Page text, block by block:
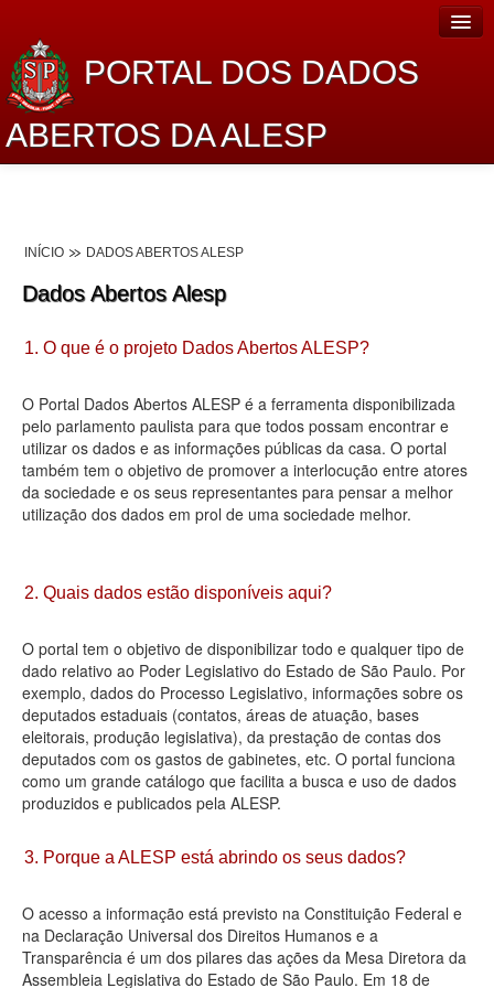
PORTAL DOS DADOS
ABERTOS DA ALESP
Lei de Acesso à Informação
Dados Governamentais Abertos
Planejamento
Catálogo de dados
Processo Legislativo
Deputados Estaduais
Agenda
Perguntas frequentes
Contato
INÍCIO DADOS ABERTOS ALESP
Dados Abertos Alesp
1. O que é o projeto Dados Abertos ALESP?
O Portal Dados Abertos ALESP é a ferramenta disponibilizada
pelo parlamento paulista para que todos possam encontrar e
utilizar os dados e as informações públicas da casa. O portal
também tem o objetivo de promover a interlocução entre atores
da sociedade e os seus representantes para pensar a melhor
utilização dos dados em prol de uma sociedade melhor.
2. Quais dados estão disponíveis aqui?
O portal tem o objetivo de disponibilizar todo e qualquer tipo de
dado relativo ao Poder Legislativo do Estado de São Paulo. Por
exemplo, dados do Processo Legislativo, informações sobre os
deputados estaduais (contatos, áreas de atuação, bases
eleitorais, produção legislativa), da prestação de contas dos
deputados com os gastos de gabinetes, etc. O portal funciona
como um grande catálogo que facilita a busca e uso de dados
produzidos e publicados pela ALESP.
3. Porque a ALESP está abrindo os seus dados?
O acesso a informação está previsto na Constituição Federal e
na Declaração Universal dos Direitos Humanos e a
Transparência é um dos pilares das ações da Mesa Diretora da
Assembleia Legislativa do Estado de São Paulo. Em 18 de